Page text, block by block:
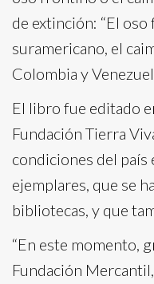
de extinción: “El
suramericano, el
Colombia y
El libro fue editado
Fundación Tierra
condiciones del
ejemplares, que se
bibliotecas, y que
“En este momento,
Fundación